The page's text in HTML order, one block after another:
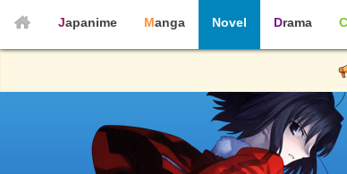
Japanime Manga Novel Drama